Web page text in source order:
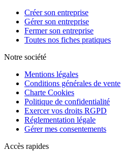
Créer son entreprise
Gérer son entreprise
Fermer son entreprise
Toutes nos fiches pratiques
Notre société
Mentions légales
Conditions générales de vente
Charte Cookies
Politique de confidentialité
Exercer vos droits RGPD
Réglementation légale
Gérer mes consentements
Accès rapides